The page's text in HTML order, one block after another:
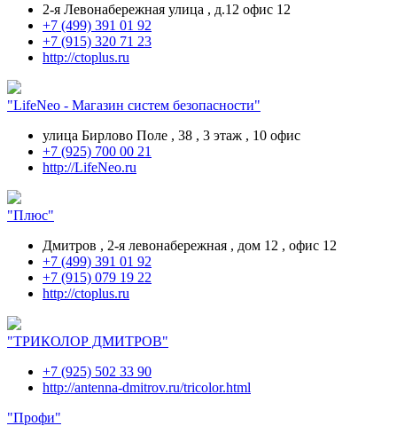
2-я Левонабережная улица , д.12 офис 12
+7 (499) 391 01 92
+7 (915) 320 71 23
http://ctoplus.ru
"LifeNeo - Магазин систем безопасности"
улица Бирлово Поле , 38 , 3 этаж , 10 офис
+7 (925) 700 00 21
http://LifeNeo.ru
"Плюс"
Дмитров , 2-я левонабережная , дом 12 , офис 12
+7 (499) 391 01 92
+7 (915) 079 19 22
http://ctoplus.ru
"ТРИКОЛОР ДМИТРОВ"
+7 (925) 502 33 90
http://antenna-dmitrov.ru/tricolor.html
"Профи"